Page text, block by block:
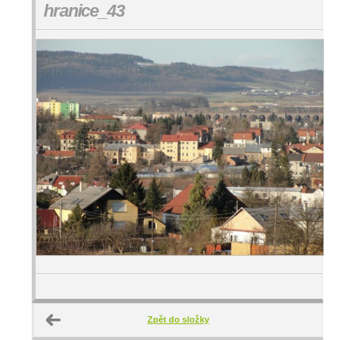
hranice_43
Zpět do složky